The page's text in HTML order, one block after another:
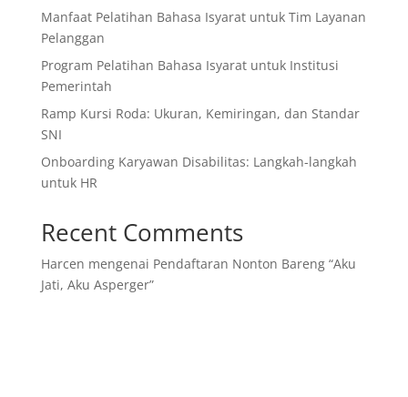
Manfaat Pelatihan Bahasa Isyarat untuk Tim Layanan
Pelanggan
Program Pelatihan Bahasa Isyarat untuk Institusi
Pemerintah
Ramp Kursi Roda: Ukuran, Kemiringan, dan Standar
SNI
Onboarding Karyawan Disabilitas: Langkah-langkah
untuk HR
Recent Comments
Harcen mengenai Pendaftaran Nonton Bareng “Aku
Jati, Aku Asperger”